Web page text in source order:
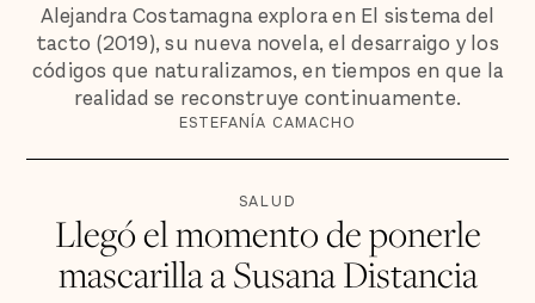
Alejandra Costamagna explora en El sistema del
tacto (2019), su nueva novela, el desarraigo y los
códigos que naturalizamos, en tiempos en que la
realidad se reconstruye continuamente.
ESTEFANÍA CAMACHO
SALUD
Llegó el momento de ponerle
mascarilla a Susana Distancia